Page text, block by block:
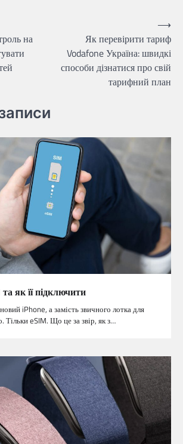
на
Як перевірити тариф
Vodafone Україна: швидкі
способи дізнатися про свій
тарифний план
⟶
як її підключити
iPhone, а замість звичного лотка для
Тільки eSIM. Що це за звір, як з…